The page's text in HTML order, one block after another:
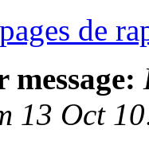
de
13 Oct